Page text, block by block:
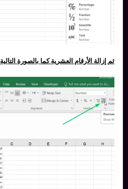
ثم إزالة الأرقام العشرية كما بالصورة التالية